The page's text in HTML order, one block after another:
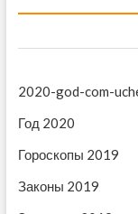
г
а
и
я
п
о
2020-god-com-
Год 2020
Гороскопы 2019
Законы 2019